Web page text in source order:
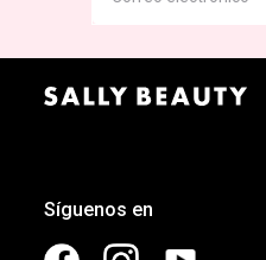
Síguenos en